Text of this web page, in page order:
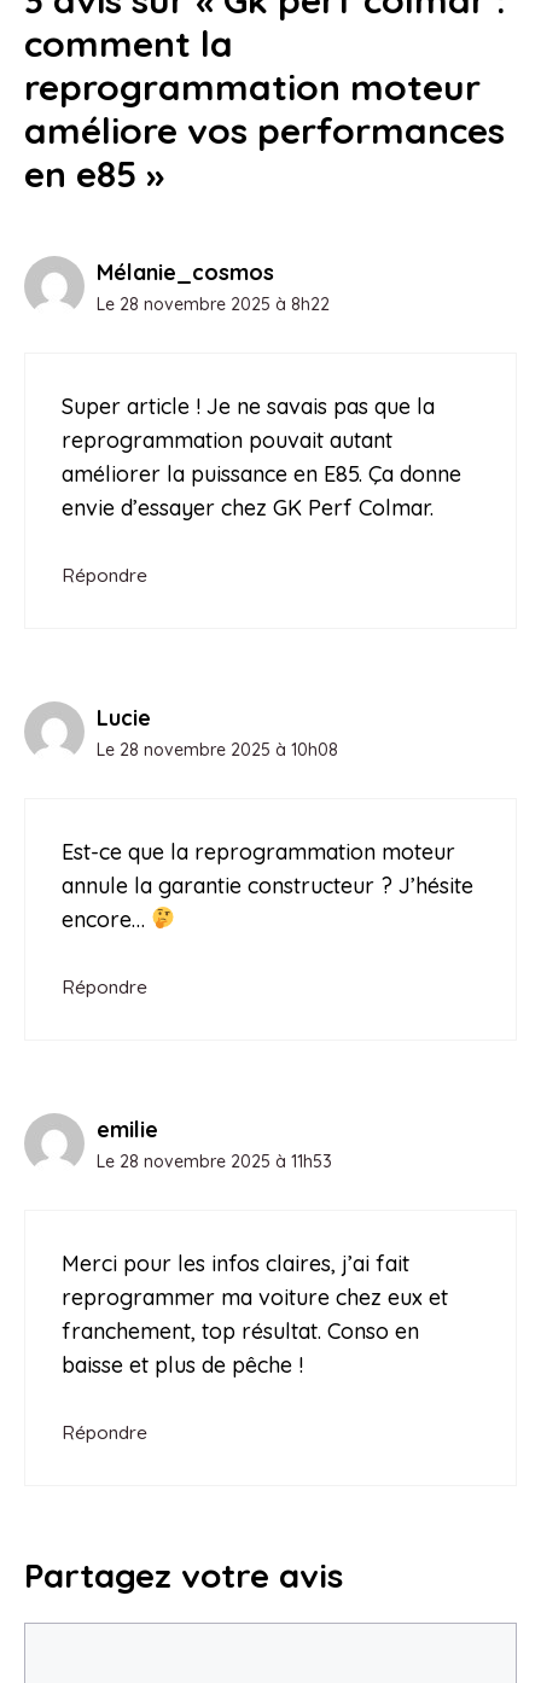
comment la
reprogrammation moteur
améliore vos performances
en e85 »
Mélanie_cosmos
Le 28 novembre 2025 à 8h22
Super article ! Je ne savais pas que la
reprogrammation pouvait autant
améliorer la puissance en E85. Ça donne
envie d’essayer chez GK Perf Colmar.
Répondre
Lucie
Le 28 novembre 2025 à 10h08
Est-ce que la reprogrammation moteur
annule la garantie constructeur ? J’hésite
encore…
Répondre
emilie
Le 28 novembre 2025 à 11h53
Merci pour les infos claires, j’ai fait
reprogrammer ma voiture chez eux et
franchement, top résultat. Conso en
baisse et plus de pêche !
Répondre
Partagez votre avis